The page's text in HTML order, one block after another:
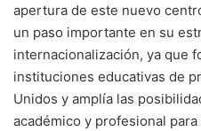
apertura de este nuevo
un paso importante en su
internacionalización, ya que
instituciones educativas de
Unidos y amplía las
académico y profesional